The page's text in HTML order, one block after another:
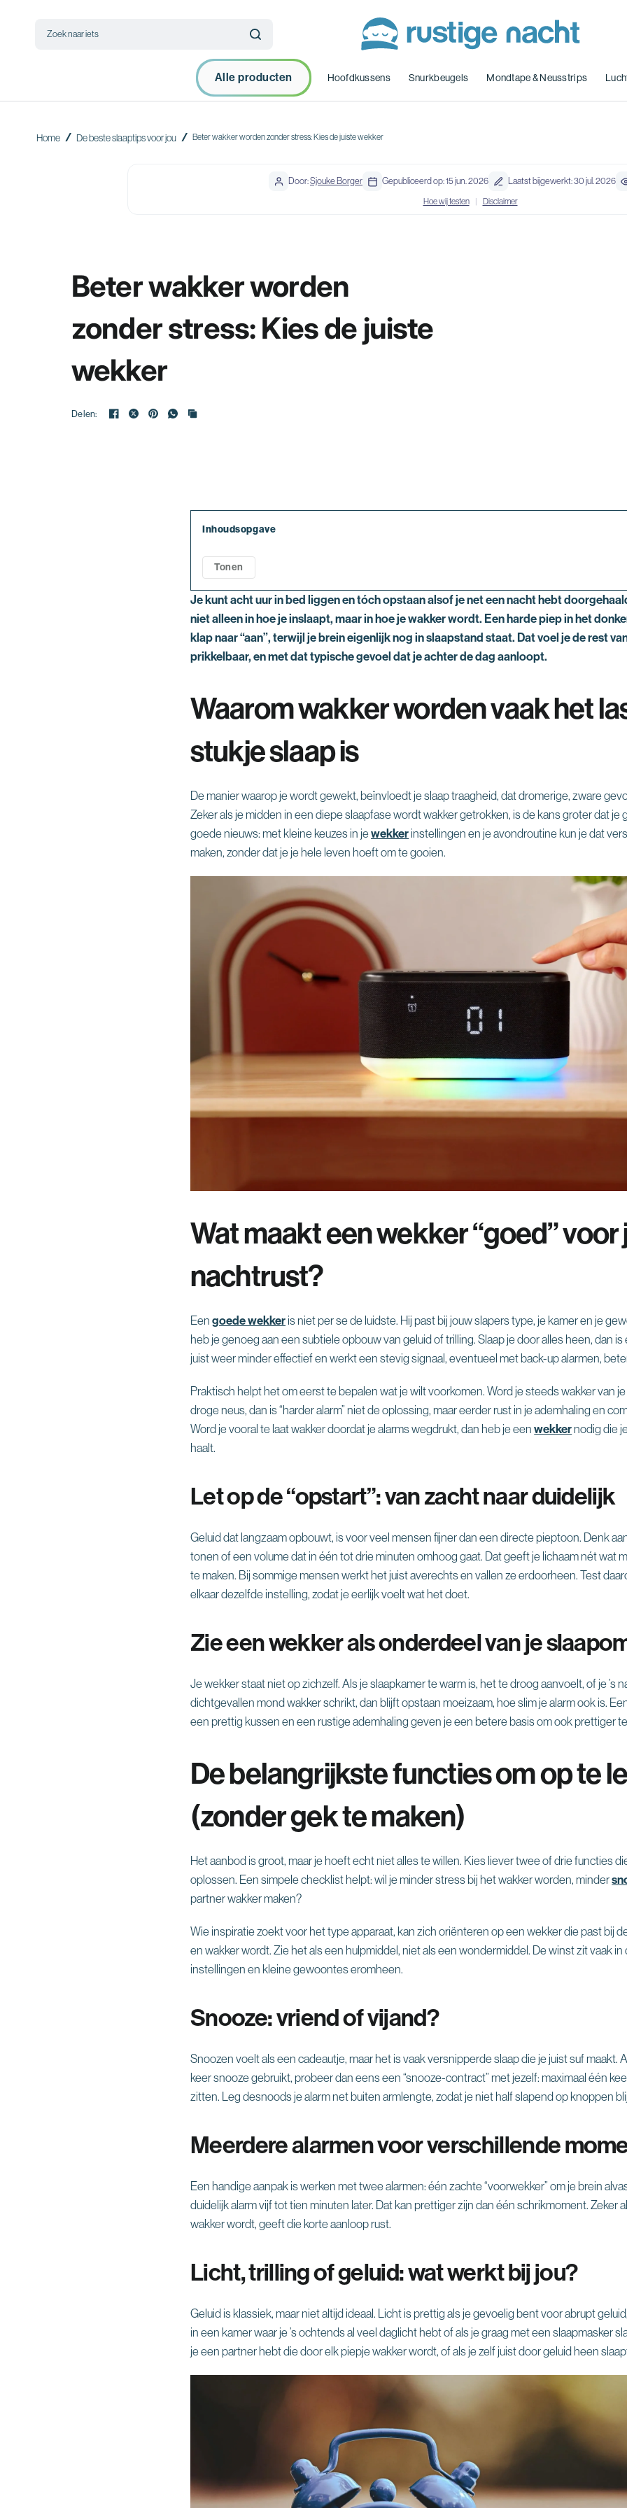
Ã
Alle producten Hoofdkussens Snurkbeugels Mondtape & Neusstrips
Home / De beste slaaptips voor jou / Beter wakker worden zonder stress: Kies de juiste wekker
Door:Sjouke Borger Gepubliceerd op: 15 jun. 2026 Laatst bijgewerkt: 30 jul. 2026
Hoe wij testen Disclaimer
Beter wakker worden
zonder stress: Kies de juiste
wekker
Delen:
Inhoudsopgave
Tonen
Je kunt acht uur in bed liggen en tóch opstaan alsof je net een nacht hebt
niet alleen in hoe je inslaapt, maar in hoe je wakker wordt. Een harde piep in het
klap naar “aan”, terwijl je brein eigenlijk nog in slaapstand staat. Dat voel je de rest
prikkelbaar, en met dat typische gevoel dat je achter de dag aanloopt.
Waarom wakker worden vaak het
stukje slaap is
De manier waarop je wordt gewekt, beïnvloedt je slaap traagheid, dat dromerige, zware
Zeker als je midden in een diepe slaapfase wordt wakker getrokken, is de kans groter dat je
goede nieuws: met kleine keuzes in jewekker instellingen en je avondroutine kun je dat
maken, zonder dat je je hele leven hoeft om te gooien.
Wat maakt een wekker “goed” voor
nachtrust?
Eengoede wekker is niet per se de luidste. Hij past bij jouw slapers type, je kamer en je
heb je genoeg aan een subtiele opbouw van geluid of trilling. Slaap je door alles heen, dan
juist weer minder effectief en werkt een stevig signaal, eventueel met back-up alarmen,
Praktisch helpt het om eerst te bepalen wat je wilt voorkomen. Word je steeds wakker van
droge neus, dan is “harder alarm” niet de oplossing, maar eerder rust in je ademhaling en
Word je vooral te laat wakker doordat je alarms wegdrukt, dan heb je eenwekkernodig die
haalt.
Let op de “opstart”: van zacht naar duidelijk
Geluid dat langzaam opbouwt, is voor veel mensen fijner dan een directe pieptoon. Denk
tonen of een volume dat in één tot drie minuten omhoog gaat. Dat geeft je lichaam nét wat
te maken. Bij sommige mensen werkt het juist averechts en vallen ze erdoorheen. Test
elkaar dezelfde instelling, zodat je eerlijk voelt wat het doet.
Zie een wekker als onderdeel van je
Je wekker staat niet op zichzelf. Als je slaapkamer te warm is, het te droog aanvoelt, of je ’s
dichtgevallen mond wakker schrikt, dan blijft opstaan moeizaam, hoe slim je alarm ook is.
een prettig kussen en een rustige ademhaling geven je een betere basis om ook prettiger
De belangrijkste functies om op te
(zonder gek te maken)
Het aanbod is groot, maar je hoeft echt niet alles te willen. Kies liever twee of drie functies
oplossen. Een simpele checklist helpt: wil je minder stress bij het wakker worden, minder
partner wakker maken?
Wie inspiratie zoekt voor het type apparaat, kan zich oriënteren op een wekker die past bij
en wakker wordt. Zie het als een hulpmiddel, niet als een wondermiddel. De winst zit vaak
instellingen en kleine gewoontes eromheen.
Snooze: vriend of vijand?
Snoozen voelt als een cadeautje, maar het is vaak versnipperde slaap die je juist suf maakt.
keer snooze gebruikt, probeer dan eens een “snooze-contract” met jezelf: maximaal één
zitten. Leg desnoods je alarm net buiten armlengte, zodat je niet half slapend op knoppen
Meerdere alarmen voor verschillende
Een handige aanpak is werken met twee alarmen: één zachte “voorwekker” om je brein
duidelijk alarm vijf tot tien minuten later. Dat kan prettiger zijn dan één schrikmoment. Zeker
wakker wordt, geeft die korte aanloop rust.
Licht, trilling of geluid: wat werkt bij jou?
Geluid is klassiek, maar niet altijd ideaal. Licht is prettig als je gevoelig bent voor abrupt
in een kamer waar je ’s ochtends al veel daglicht hebt of als je graag met een slaapmasker
je een partner hebt die door elk piepje wakker wordt, of als je zelf juist door geluid heen